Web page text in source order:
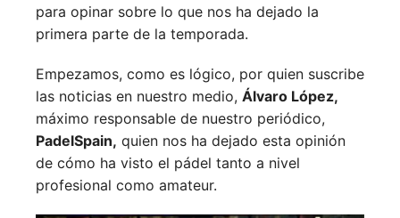
para opinar sobre lo que nos ha dejado la
primera parte de la temporada.
Empezamos, como es lógico, por quien suscribe
las noticias en nuestro medio, Álvaro López,
máximo responsable de nuestro periódico,
PadelSpain, quien nos ha dejado esta opinión
de cómo ha visto el pádel tanto a nivel
profesional como amateur.